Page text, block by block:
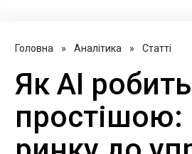
Головна » Аналітика » Статті
Як AI
простішою: